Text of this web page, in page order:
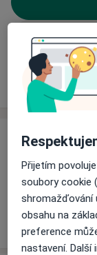
Ceník
Ceník
Informace o
Tento
Přijetím
soubory cookie
shromažďování
obsahu na
preference
nastavení.